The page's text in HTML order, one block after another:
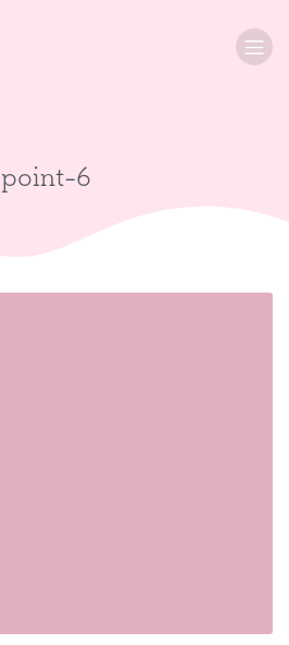
point-6